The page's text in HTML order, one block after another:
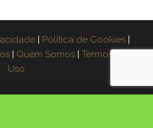
| Política de Cookies |
| Quem Somos | Termos de
Uso